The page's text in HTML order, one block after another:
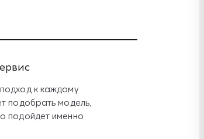
к каждому
подобрать модель,
подойдет именно